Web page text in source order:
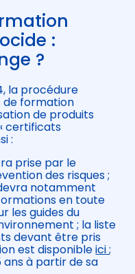
:
?
la procédure
de formation
de produits
certificats
:
prise par le
des risques ;
notamment
en toute
les guides du
; la liste
devant être pris
est disponibleici;
ans à partir de sa